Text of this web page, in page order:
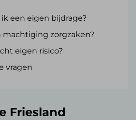
een eigen bijdrage?
machtiging zorgzaken?
eigen risico?
vragen
Friesland